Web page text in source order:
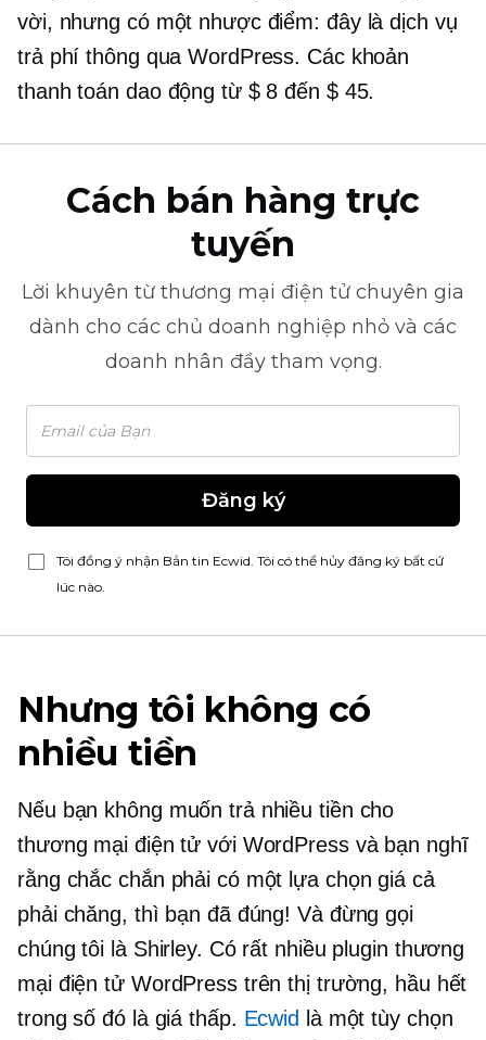
vời, nhưng có một nhược điểm: đây là dịch vụ
trả phí thông qua WordPress. Các khoản
thanh toán dao động từ $ 8 đến $ 45.
Cách bán hàng trực
tuyến
Lời khuyên từ thương mại điện tử chuyên gia
dành cho các chủ doanh nghiệp nhỏ và các
doanh nhân đầy tham vọng.
Đăng ký
Tôi đồng ý nhận Bản tin Ecwid. Tôi có thể hủy đăng ký bất cứ
lúc nào.
Nhưng tôi không có
nhiều tiền
Nếu bạn không muốn trả nhiều tiền cho
thương mại điện tử với WordPress và bạn nghĩ
rằng chắc chắn phải có một lựa chọn giá cả
phải chăng, thì bạn đã đúng! Và đừng gọi
chúng tôi là Shirley. Có rất nhiều plugin thương
mại điện tử WordPress trên thị trường, hầu hết
trong số đó là giá thấp. Ecwid là một tùy chọn